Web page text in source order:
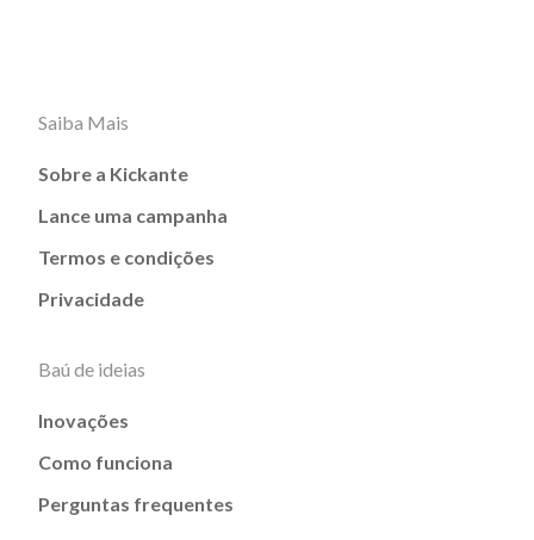
Saiba Mais
Sobre a Kickante
Lance uma campanha
Termos e condições
Privacidade
Baú de ideias
Inovações
Como funciona
Perguntas frequentes